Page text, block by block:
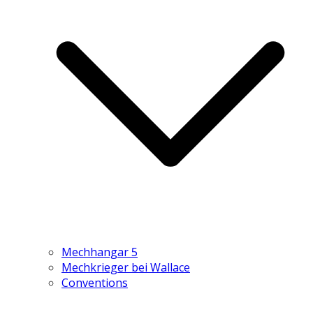
Mechhangar 5
Mechkrieger bei Wallace
Conventions